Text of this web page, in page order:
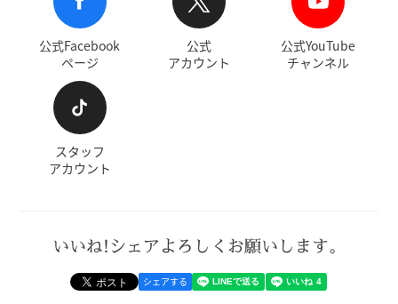
公式Facebook
ページ
公式
アカウント
公式YouTube
チャンネル
スタッフ
アカウント
いいね!シェアよろしくお願いします。
シェアする